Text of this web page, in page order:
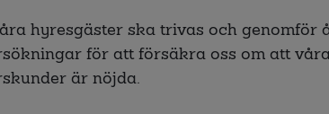
hyresgäster ska trivas och genomför
för att försäkra oss om att
är nöjda.